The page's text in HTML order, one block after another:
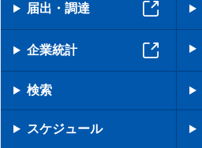
届出・調達
企業統計
検索
スケジュール